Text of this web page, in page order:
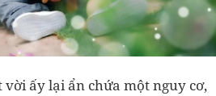
ấy lại ẩn chứa một nguy cơ,